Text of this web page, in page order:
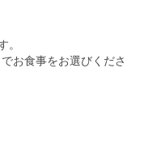
。
お食事をお選びくださ